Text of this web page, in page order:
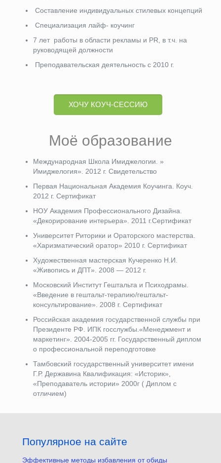
Составление индивидуальных стилевых концепций
Специализация лайф- коучинг
7 лет работы в области рекламы и PR, в т.ч. на
руководящей должности
Преподавательская деятельность с 2010 г.
ХОЧУ КОУЧ-СЕССИЮ
Моё образование
Международная Школа Имиджелогии. »
Имиджелогия». 2012 г. Свидетельство
Первая Национальная Академия Коучинга. Коуч.
2012 г. Сертификат
НОУ Академия Профессионального Дизайна.
«Декорирование интерьера». 2011 г.Сертификат
Университет Риторики и Ораторского мастерства.
«Харизматический оратор» 2010 г. Сертификат
Художественная мастерская Кучеренко Н.И.
«Живопись и ДПТ». 2008 — 2012 г.
Московский Институт Гештальта и Психодрамы.
«Введение в гештальт-терапию/гештальт-
консультирование». 2008 г. Сертификат
Российская академия государственной службы при
Президенте РФ. ИПК госслужбы.«Менеджмент и
маркетинг». 2004-2005 гг. Государственный диплом
о профессиональной переподготовке
Тамбовский государственный университет имени
Г.Р. Державина Квалификация: «Историк»,
«Преподаватель истории» 2000г ( Диплом с
отличием)
Популярное на сайте
Эффективные методы избавления от обиды